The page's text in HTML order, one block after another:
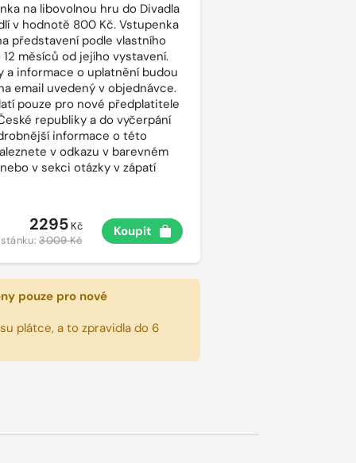
na libovolnou hru do Divadla
v hodnotě 800 Kč. Vstupenka
představení podle vlastního
měsíců od jejího vystavení.
a informace o uplatnění budou
email uvedený v objednávce.
pouze pro nové předplatitele
republiky a do vyčerpání
informace o této
v odkazu v barevném
v sekci otázky v zápatí
2295Kč
stánku:3009 Kč
Koupit
pouze pro nové
plátce, a to zpravidla do 6